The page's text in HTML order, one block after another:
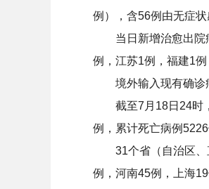
例），含56例由无症
当日新增治愈出院病
例，江苏1例，福建1
境外输入现有确诊病
截至7月18日24时，
例，累计死亡病例
31个省（自治区、直
例，河南45例，上海